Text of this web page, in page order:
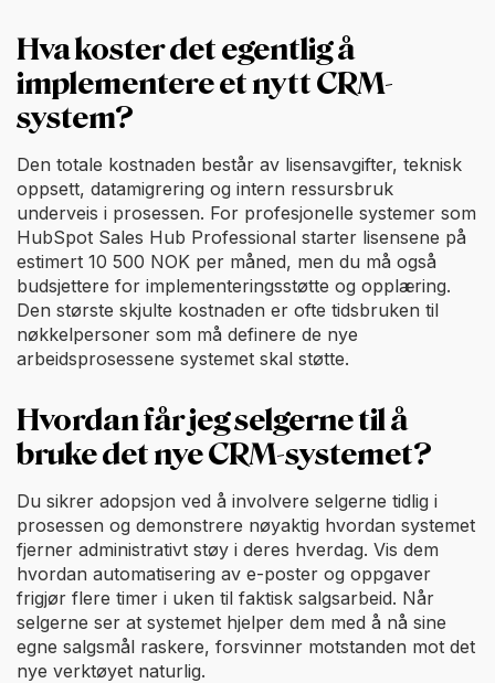
Hva koster det egentlig å
implementere et nytt CRM-
system?
Den totale kostnaden består av lisensavgifter, teknisk
oppsett, datamigrering og intern ressursbruk
underveis i prosessen. For profesjonelle systemer som
HubSpot Sales Hub Professional starter lisensene på
estimert 10 500 NOK per måned, men du må også
budsjettere for implementeringsstøtte og opplæring.
Den største skjulte kostnaden er ofte tidsbruken til
nøkkelpersoner som må definere de nye
arbeidsprosessene systemet skal støtte.
Hvordan får jeg selgerne til å
bruke det nye CRM-systemet?
Du sikrer adopsjon ved å involvere selgerne tidlig i
prosessen og demonstrere nøyaktig hvordan systemet
fjerner administrativt støy i deres hverdag. Vis dem
hvordan automatisering av e-poster og oppgaver
frigjør flere timer i uken til faktisk salgsarbeid. Når
selgerne ser at systemet hjelper dem med å nå sine
egne salgsmål raskere, forsvinner motstanden mot det
nye verktøyet naturlig.